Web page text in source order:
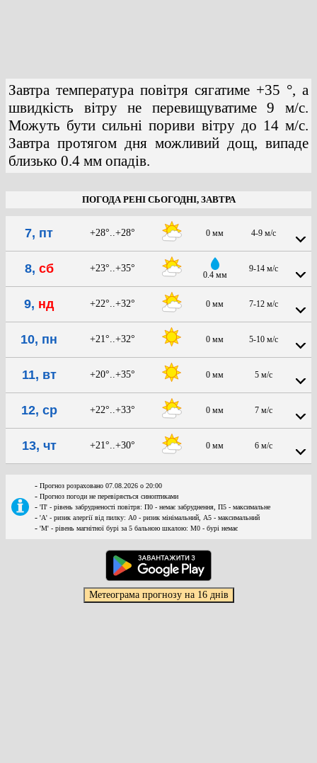
Завтра температура повітря сягатиме +35 °, а
швидкість вітру не перевищуватиме 9 м/с.
Можуть бути сильні пориви вітру до 14 м/с.
Завтра протягом дня можливий дощ, випаде
близько 0.4 мм опадів.
ПОГОДА РЕНІ СЬОГОДНІ, ЗАВТРА
7, пт +28°..+28° 0 мм 4-9 м/с
8, сб +23°..+35°
0.4 мм
9-14 м/с
9, нд +22°..+32° 0 мм 7-12 м/с
10, пн +21°..+32° 0 мм 5-10 м/с
11, вт +20°..+35° 0 мм 5 м/с
12, ср +22°..+33° 0 мм 7 м/с
13, чт +21°..+30° 0 мм 6 м/с
- Прогноз розраховано 07.08.2026 о 20:00
- Прогноз погоди не перевіряється синоптиками
- 'П' - рівень забрудненості повітря: П0 - немає забруднення, П5 - максимальне
- 'А' - ризик алергії від пилку: А0 - ризик мінімальний, А5 - максимальний
- 'М' - рівень магнітної бурі за 5 бальною шкалою: M0 - бурі немає